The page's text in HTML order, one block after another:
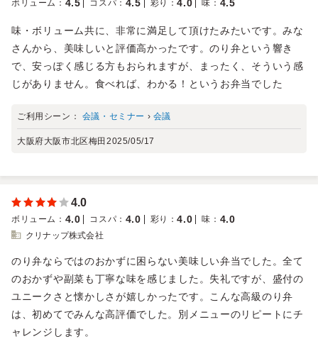
ボリューム ： 4.5 コスパ ： 4.5 彩り ：4.0 味 ： 4.5
味・ボリューム共に、非常に満足して頂けたみたいです。みな
さんから、美味しいと評価高かったです。のり弁という響き
で、安っぽく感じる方もおられますが、まったく、そういう感
じがありません。食べれば、わかる！というお弁当でした
ご利用シーン： 会議・セミナー › 会議
大阪府大阪市北区梅田 2025/05/17
4.0
ボリューム ： 4.0 コスパ ： 4.0 彩り ：4.0 味 ： 4.0
クリナップ株式会社
のり弁ならではのおかずに困らない美味しい弁当でした。全て
のおかずや副菜も丁寧な味を感じました。失礼ですが、盛付の
ユニークさと懐かしさが嬉しかったです。こんな高級のり弁
は、初めてでみんな高評価でした。別メニューのリピートにチ
ャレンジします。